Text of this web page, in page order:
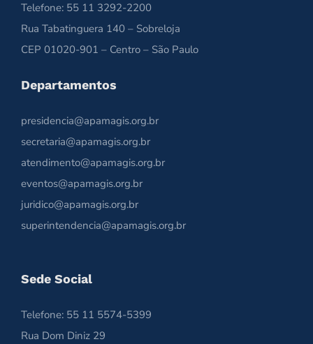
Telefone: 55 11 3292-2200
Rua Tabatinguera 140 – Sobreloja
CEP 01020-901 – Centro – São Paulo
Departamentos
presidencia@apamagis.org.br
secretaria@apamagis.org.br
atendimento@apamagis.org.br
eventos@apamagis.org.br
juridico@apamagis.org.br
superintendencia@apamagis.org.br
Sede Social
Telefone: 55 11 5574-5399
Rua Dom Diniz 29